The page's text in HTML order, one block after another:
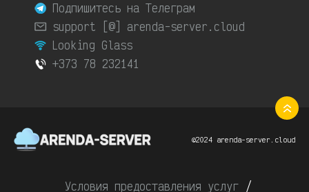
Подпишитесь на Телеграм
support [@] arenda-server.cloud
Looking Glass
+373 78 232141
©2024 arenda-server.cloud
Условия предоставления услуг /